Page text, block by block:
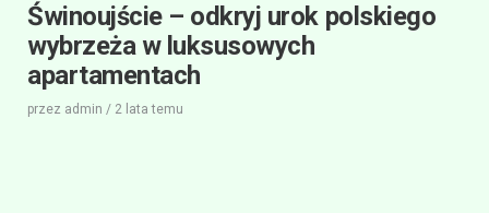
Świnoujście – odkryj urok polskiego
wybrzeża w luksusowych
apartamentach
przez admin / 2 lata temu